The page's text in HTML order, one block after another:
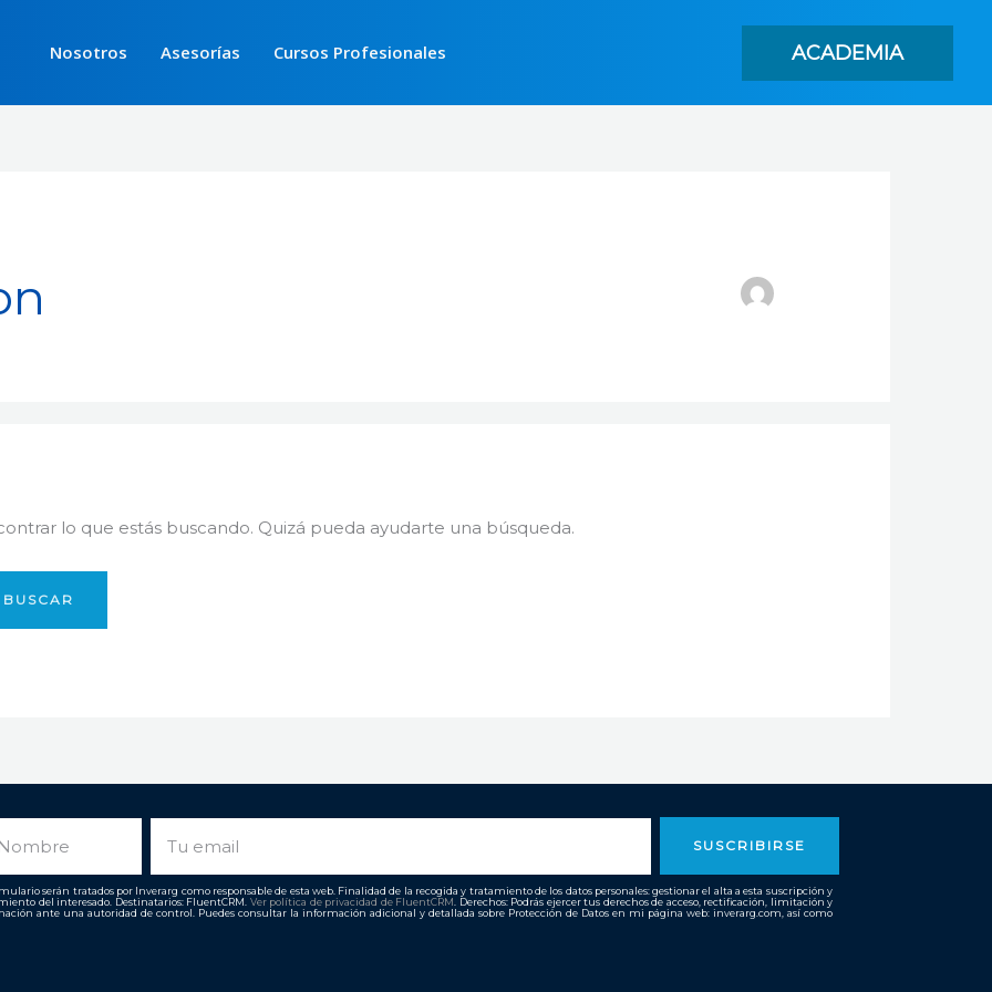
Nosotros Asesorías Cursos Profesionales ACADEMIA
lo que estás buscando. Quizá pueda ayudarte una búsqueda.
SUSCRIBIRSE
serán tratados por Inverarg como responsable de esta web. Finalidad de la recogida y tratamiento de los datos personales: gestionar el alta a esta suscripción y
del interesado. Destinatarios: FluentCRM. Ver política de privacidad de FluentCRM. Derechos: Podrás ejercer tus derechos de acceso, rectificación, limitación y
ante una autoridad de control. Puedes consultar la información adicional y detallada sobre Protección de Datos en mi página web: inverarg.com, así como